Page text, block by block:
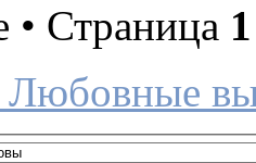
• Страница 1
Любовные